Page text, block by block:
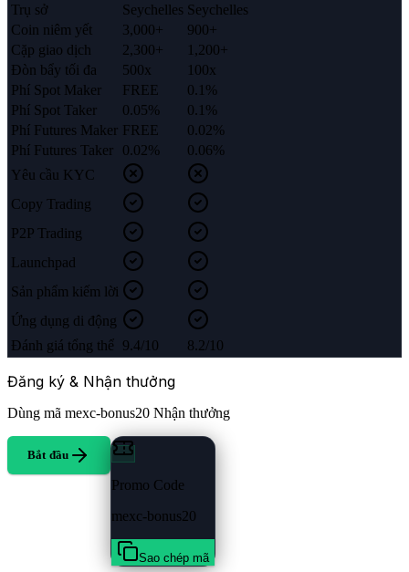
Trụ sở
Seychelles Seychelles
Coin niêm yết
3,000+
900+
Cặp giao dịch
2,300+
1,200+
Đòn bẩy tối đa
500x
100x
Phí Spot Maker
FREE
0.1%
Phí Spot Taker
0.05%
0.1%
Phí Futures Maker FREE
0.02%
Phí Futures Taker
0.02%
0.06%
Yêu cầu KYC
Copy Trading
P2P Trading
Launchpad
Sản phẩm kiếm lời
Ứng dụng di động
Đánh giá tổng thể
9.4/10 8.2/10
Đăng ký & Nhận thưởng
Dùng mã mexc-bonus20 Nhận thưởng
Bắt đầu
Promo Code
mexc-bonus20
Sao chép mã